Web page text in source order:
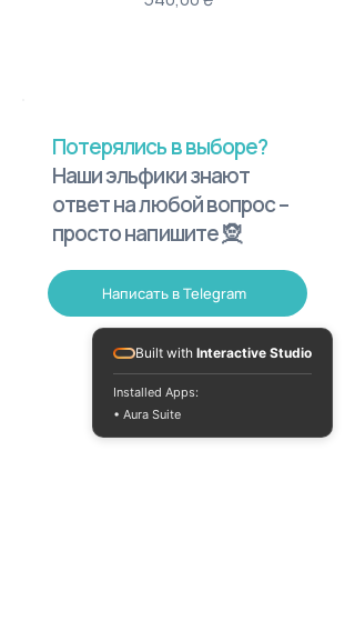
Потерялись в выборе?
Наши эльфики знают
ответ на любой вопрос –
просто напишите 🧝
Написать в Telegram
Built with Interactive Studio
Installed Apps:
• Aura Suite